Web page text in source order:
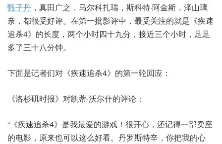
甄子丹 ，真田广之，马尔科扎瑞，斯科特·阿金斯，泽山璃
奈，都很受好评。在第一批影评中，最受关注的就是《疾速
追杀4》的长度，两个小时四十九分，接近三个小时，足足
多了三十八分钟。
下面是记者们对《疾速追杀4》的第一轮回应：
《洛杉矶时报》对凯蒂·沃尔什的评论：
“《疾速追杀4》是我最爱的游戏！很开心，还记得一部卖座
的电影，原来也可以这么好看。丹罗斯特辛，你把我的心